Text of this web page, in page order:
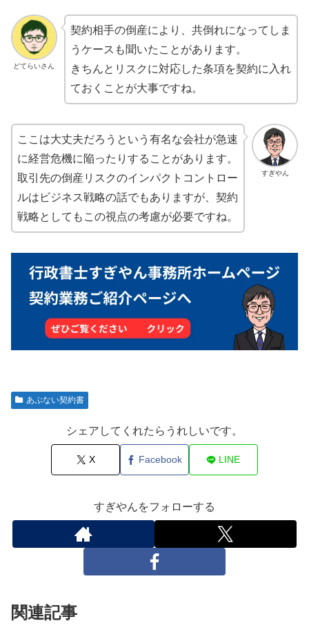
どてらいさん
契約相手の倒産により、共倒れになってしま
うケースも聞いたことがあります。
きちんとリスクに対応した条項を契約に入れ
ておくことが大事ですね。
すぎやん
ここは大丈夫だろうという有名な会社が急速
に経営危機に陥ったりすることがあります。
取引先の倒産リスクのインパクトコントロー
ルはビジネス戦略の話でもありますが、契約
戦略としてもこの視点の考慮が必要ですね。
あぶない契約書
シェアしてくれたらうれしいです。
X Facebook LINE
すぎやんをフォローする
関連記事